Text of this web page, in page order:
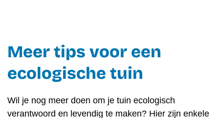
Meer tips voor een
ecologische tuin
Wil je nog meer doen om je tuin ecologisch
verantwoord en levendig te maken? Hier zijn enkele